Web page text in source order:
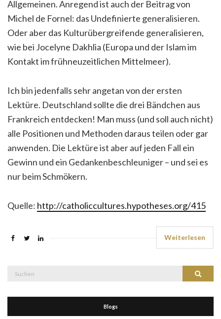
Allgemeinen. Anregend ist auch der Beitrag von
Michel de Fornel: das Undefinierte generalisieren.
Oder aber das Kulturübergreifende generalisieren,
wie bei Jocelyne Dakhlia (Europa und der Islam im
Kontakt im frühneuzeitlichen Mittelmeer).
Ich bin jedenfalls sehr angetan von der ersten
Lektüre. Deutschland sollte die drei Bändchen aus
Frankreich entdecken! Man muss (und soll auch nicht)
alle Positionen und Methoden daraus teilen oder gar
anwenden. Die Lektüre ist aber auf jeden Fall ein
Gewinn und ein Gedankenbeschleuniger – und sei es
nur beim Schmökern.
Quelle: http://catholiccultures.hypotheses.org/415
Weiterlesen
Suchen
Blogs